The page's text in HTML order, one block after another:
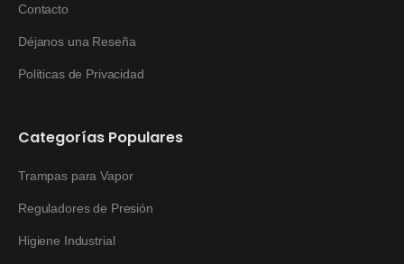
Contacto
Déjanos una Reseña
Políticas de Privacidad
Categorías Populares
Trampas para Vapor
Reguladores de Presión
Higiene Industrial